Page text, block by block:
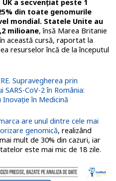
UK a secvențiat peste 1
din toate genomurile
mondial. Statele Unite au
milioane, însă Marea Britanie
această cursă, raportat la
resurselor încă de la începutul
Supravegherea prin
CoV-2 în România:
în Medicină
are unul dintre cele mai
genomică, realizând
mult de 30% din cazuri, iar
este mai mic de 18 zile.